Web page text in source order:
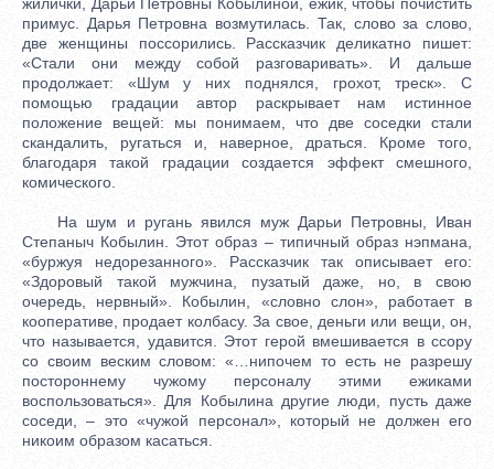
примус. Дарья Петровна возмутилась. Так, слово за слово,
две женщины поссорились. Рассказчик деликатно пишет:
«Стали они между собой разговаривать». И дальше
продолжает: «Шум у них поднялся, грохот, треск». С
помощью градации автор раскрывает нам истинное
положение вещей: мы понимаем, что две соседки стали
скандалить, ругаться и, наверное, драться. Кроме того,
благодаря такой градации создается эффект смешного,
комического.
На шум и ругань явился муж Дарьи Петровны, Иван
Степаныч Кобылин. Этот образ – типичный образ нэпмана,
«буржуя недорезанного». Рассказчик так описывает его:
«Здоровый такой мужчина, пузатый даже, но, в свою
очередь, нервный». Кобылин, «словно слон», работает в
кооперативе, продает колбасу. За свое, деньги или вещи, он,
что называется, удавится. Этот герой вмешивается в ссору
со своим веским словом: «…нипочем то есть не разрешу
постороннему чужому персоналу этими ежиками
воспользоваться». Для Кобылина другие люди, пусть даже
соседи, – это «чужой персонал», который не должен его
никоим образом касаться.